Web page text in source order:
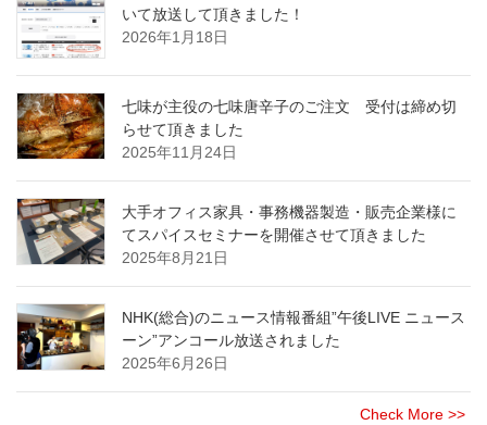
いて放送して頂きました！
2026年1月18日
七味が主役の七味唐辛子のご注文 受付は締め切
らせて頂きました
2025年11月24日
大手オフィス家具・事務機器製造・販売企業様に
てスパイスセミナーを開催させて頂きました
2025年8月21日
NHK(総合)のニュース情報番組”午後LIVE ニュース
ーン”アンコール放送されました
2025年6月26日
Check More >>